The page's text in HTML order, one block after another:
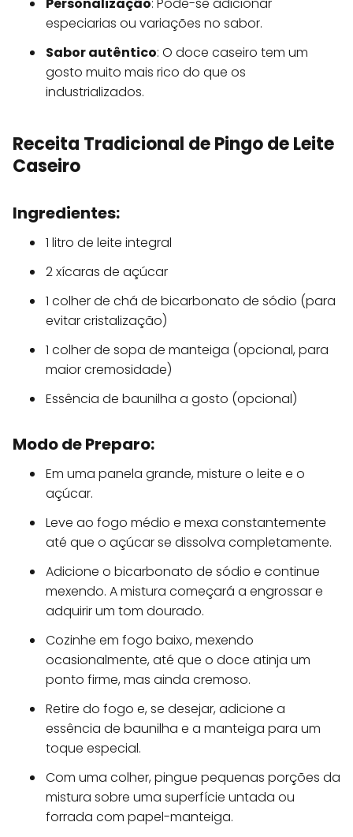
especiarias ou variações no sabor.
Sabor autêntico: O doce caseiro tem um
gosto muito mais rico do que os
industrializados.
Receita Tradicional de Pingo de Leite
Caseiro
Ingredientes:
1 litro de leite integral
2 xícaras de açúcar
1 colher de chá de bicarbonato de sódio (para
evitar cristalização)
1 colher de sopa de manteiga (opcional, para
maior cremosidade)
Essência de baunilha a gosto (opcional)
Modo de Preparo:
Em uma panela grande, misture o leite e o
açúcar.
Leve ao fogo médio e mexa constantemente
até que o açúcar se dissolva completamente.
Adicione o bicarbonato de sódio e continue
mexendo. A mistura começará a engrossar e
adquirir um tom dourado.
Cozinhe em fogo baixo, mexendo
ocasionalmente, até que o doce atinja um
ponto firme, mas ainda cremoso.
Retire do fogo e, se desejar, adicione a
essência de baunilha e a manteiga para um
toque especial.
Com uma colher, pingue pequenas porções da
mistura sobre uma superfície untada ou
forrada com papel-manteiga.